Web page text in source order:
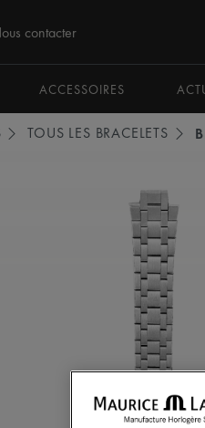
contacter
ACCESSOIRES
TOUS LES BRACELETS